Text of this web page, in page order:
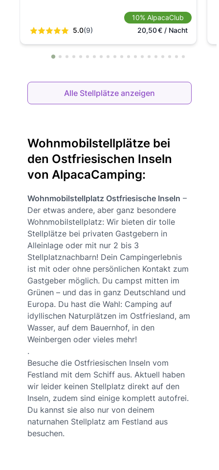
5.0(9)
10% AlpacaClub
20,50€/ Nacht
Alle Stellplätze anzeigen
Wohnmobilstellplätze bei
den Ostfriesischen Inseln
von AlpacaCamping:
Wohnmobilstellplatz Ostfriesische Inseln –
Der etwas andere, aber ganz besondere
Wohnmobilstellplatz: Wir bieten dir tolle
Stellplätze bei privaten Gastgebern in
Alleinlage oder mit nur 2 bis 3
Stellplatznachbarn! Dein Campingerlebnis
ist mit oder ohne persönlichen Kontakt zum
Gastgeber möglich. Du campst mitten im
Grünen – und das in ganz Deutschland und
Europa. Du hast die Wahl: Camping auf
idyllischen Naturplätzen im Ostfriesland, am
Wasser, auf dem Bauernhof, in den
Weinbergen oder vieles mehr!
.
Besuche die Ostfriesischen Inseln vom
Festland mit dem Schiff aus. Aktuell haben
wir leider keinen Stellplatz direkt auf den
Inseln, zudem sind einige komplett autofrei.
Du kannst sie also nur von deinem
naturnahen Stellplatz am Festland aus
besuchen.